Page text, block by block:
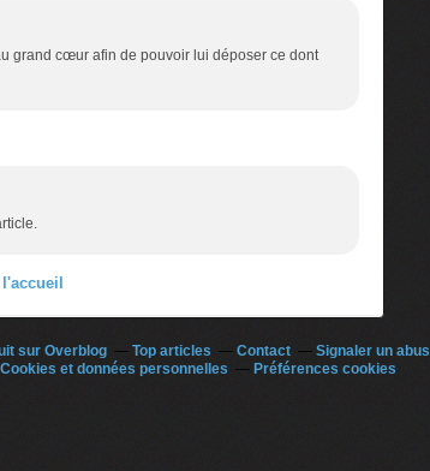
grand cœur afin de pouvoir lui déposer ce dont
sur Overblog Top articles Contact Signaler un abus
Cookies et données personnelles
Préférences cookies